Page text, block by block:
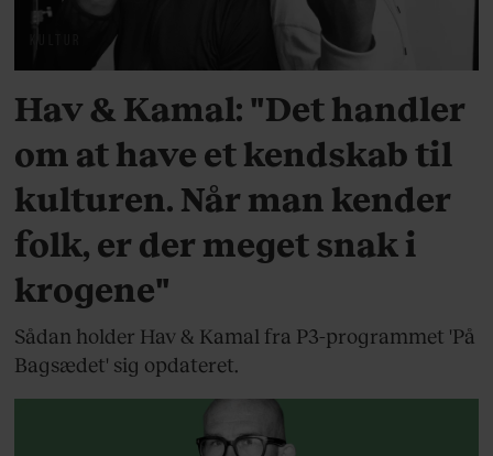
Hav & Kamal: "Det handler
om at have et kendskab til
kulturen. Når man kender
folk, er der meget snak i
krogene"
Sådan holder Hav & Kamal fra P3-programmet 'På
Bagsædet' sig opdateret.